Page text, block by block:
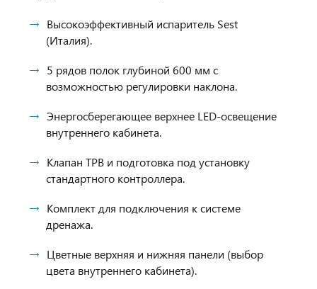
Высокоэффективный испаритель Sest
(Италия).
5 рядов полок глубиной 600 мм с
возможностью регулировки наклона.
Энергосберегающее верхнее LED-освещение
внутреннего кабинета.
Клапан ТРВ и подготовка под установку
стандартного контроллера.
Комплект для подключения к системе
дренажа.
Цветные верхняя и нижняя панели (выбор
цвета внутреннего кабинета).